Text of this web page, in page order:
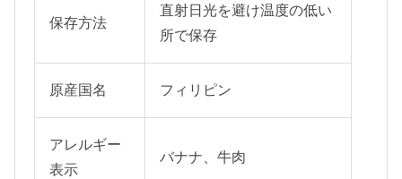
保存方法
直射日光を避け温度の低い
所で保存
原産国名 フィリピン
アレルギー
表示
バナナ、牛肉